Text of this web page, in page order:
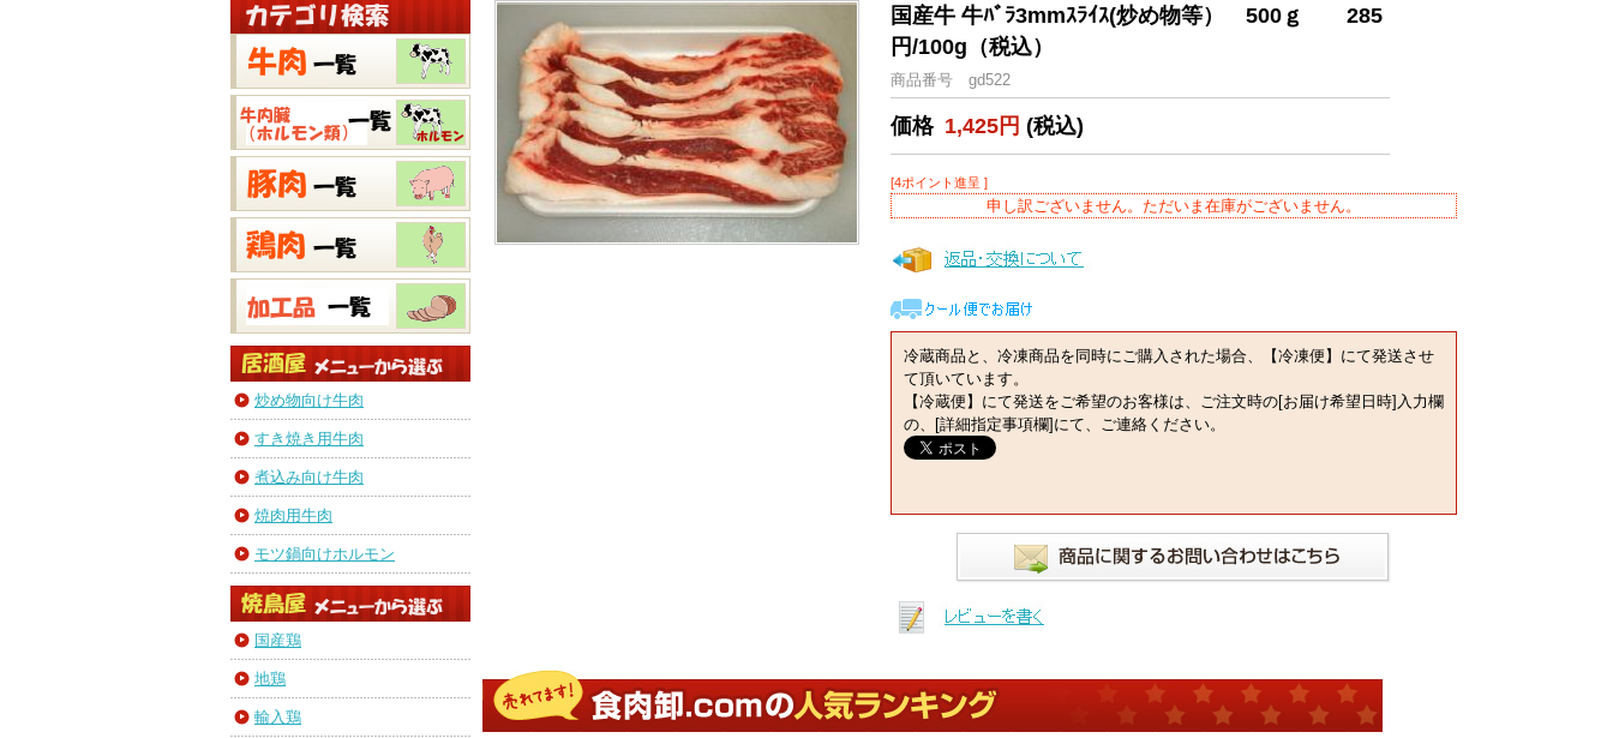
炒め物向け牛肉
すき焼き用牛肉
煮込み向け牛肉
焼肉用牛肉
モツ鍋向けホルモン
国産鶏
地鶏
輸入鶏
国産牛 牛ﾊﾞﾗ3mmｽﾗｲｽ(炒め物等） 500ｇ 285
円/100g（税込）
商品番号 gd522
価格 1,425円 (税込)
[4ポイント進呈 ]
申し訳ございません。ただいま在庫がございません。
冷蔵商品と、冷凍商品を同時にご購入された場合、【冷凍便】にて発送させ
て頂いています。
【冷蔵便】にて発送をご希望のお客様は、ご注文時の[お届け希望日時]入力欄
の、[詳細指定事項欄]にて、ご連絡ください。